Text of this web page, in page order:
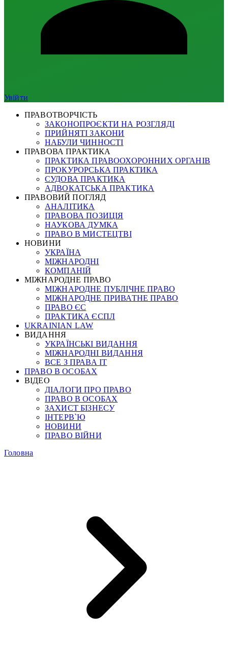
Увійти
ПРАВОТВОРЧІСТЬ
ЗАКОНОПРОЄКТИ НА РОЗГЛЯДІ
ПРИЙНЯТІ ЗАКОНИ
НАБУЛИ ЧИННОСТІ
ПРАВОВА ПРАКТИКА
ПРАКТИКА ПРАВООХОРОННИХ ОРГАНІВ
ПРОКУРОРСЬКА ПРАКТИКА
СУДОВА ПРАКТИКА
АДВОКАТСЬКА ПРАКТИКА
ПРАВОВИЙ ПОГЛЯД
АНАЛІТИКА
ПРАВОВА ПОЗИЦІЯ
НАУКОВА ДУМКА
ПРАВО В МИСТЕЦТВІ
НОВИНИ
УКРАЇНА
МІЖНАРОДНІ
КОМПАНІЙ
МІЖНАРОДНЕ ПРАВО
МІЖНАРОДНЕ ПУБЛІЧНЕ ПРАВО
МІЖНАРОДНЕ ПРИВАТНЕ ПРАВО
ПРАВО ЄС
ПРАКТИКА ЄСПЛ
UKRAINIAN LAW
ВИДАННЯ
УКРАЇНСЬКІ ВИДАННЯ
МІЖНАРОДНІ ВИДАННЯ
ВСЕ З ПРАВА ІТ
ПРАВО В ОСОБАХ
ВІДЕО
ДІАЛОГИ ПРО ПРАВО
ПРАВО В ОСОБАХ
ЗАХИСТ БІЗНЕСУ
ІНТЕРВ`Ю
НОВИНИ
ПРАВО ВІЙНИ
Головна